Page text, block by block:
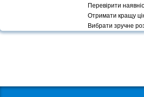
Перевірити
Отримати кращу
Вибрати зручне